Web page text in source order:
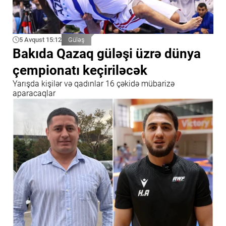
5 Avqust 15:12 Güləş
Bakıda Qazaq güləşi üzrə dünya
çempionatı keçiriləcək
Yarışda kişilər və qadınlar 16 çəkidə mübarizə
aparacaqlar